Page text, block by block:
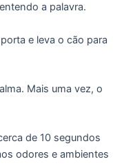
a palavra.
e leva o cão para
Mais uma vez, o
de 10 segundos
odores e ambientes